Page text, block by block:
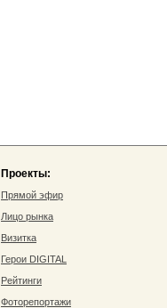
Проекты:
Прямой эфир
Лицо рынка
Визитка
Герои DIGITAL
Рейтинги
Фоторепортажи